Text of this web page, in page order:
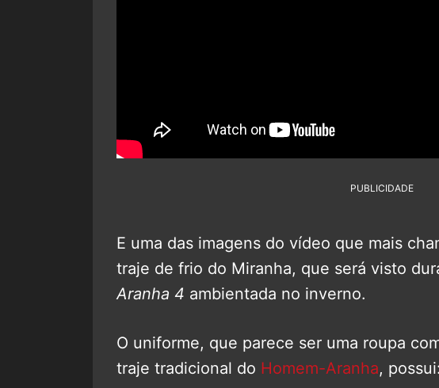
PUBLICIDADE
E uma das imagens do vídeo que mais
traje de frio do Miranha, que será visto
Aranha 4 ambientada no inverno.
O uniforme, que parece ser uma roupa
traje tradicional do Homem-Aranha, possui: